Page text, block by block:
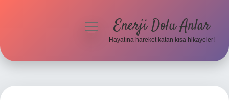
menüyüEnerji Dolu Anlar
Hayatına hareket katan kısa hikayeler!